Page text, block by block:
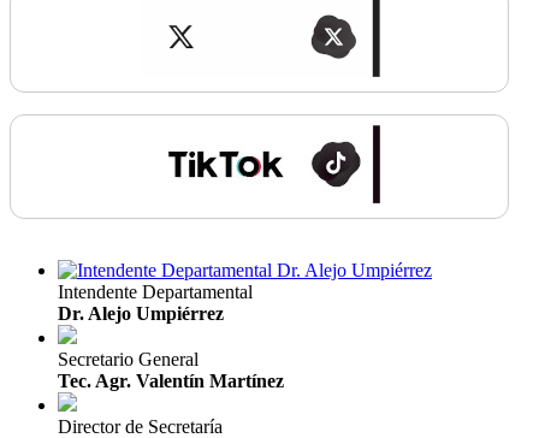
Intendente Departamental
Dr. Alejo Umpiérrez
Secretario General
Tec. Agr. Valentín Martínez
Director de Secretaría